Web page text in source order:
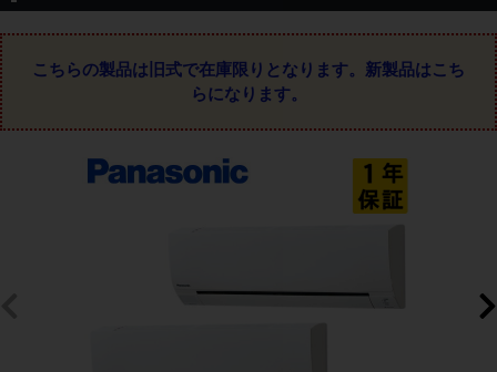
こちらの製品は旧式で在庫限りとなります。 新製品はこち
らになります。